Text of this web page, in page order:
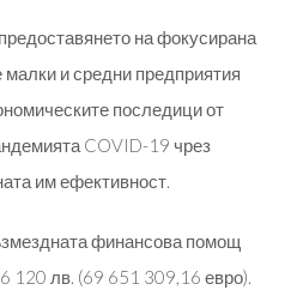
на фокусирана
малки и средни предприятия
последици от
COVID-19 чрез
им ефективност.
финансова помощ
120 лв. (69 651 309,16 евро).